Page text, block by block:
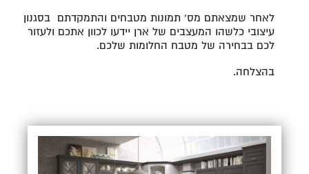
לאחר שמצאתם מס' תמונות מטבחים והתמקדתם בסגנון
עיצובי כלשהו המעצבים של ארן יידעו לכוון אתכם ולעזור
לכם בבחירה של מטבח החלומות שלכם.
בהצלחה.